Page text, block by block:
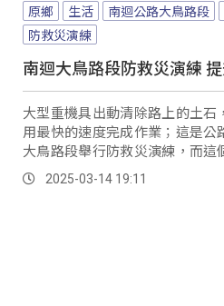
原鄉 生活 南迴公路大鳥路段
防救災演練
南迴大鳥路段防救災演練
大型重機具出動清除路上的土石
用最快的速度完成作業；這是
大鳥路段舉行防救災演練，而這
發生土石滑落路面影響交通，特
測的突發狀況。
2025-03-14 19:11